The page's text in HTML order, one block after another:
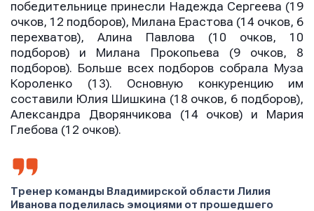
победительнице принесли Надежда Сергеева (19
очков, 12 подборов), Милана Ерастова (14 очков, 6
перехватов), Алина Павлова (10 очков, 10
подборов) и Милана Прокопьева (9 очков, 8
подборов). Больше всех подборов собрала Муза
Короленко (13). Основную конкуренцию им
составили Юлия Шишкина (18 очков, 6 подборов),
Александра Дворянчикова (14 очков) и Мария
Глебова (12 очков).
Тренер команды Владимирской области Лилия
Иванова поделилась эмоциями от прошедшего